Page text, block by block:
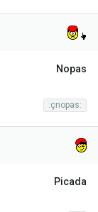
Nopas
:çnopas:
Picada